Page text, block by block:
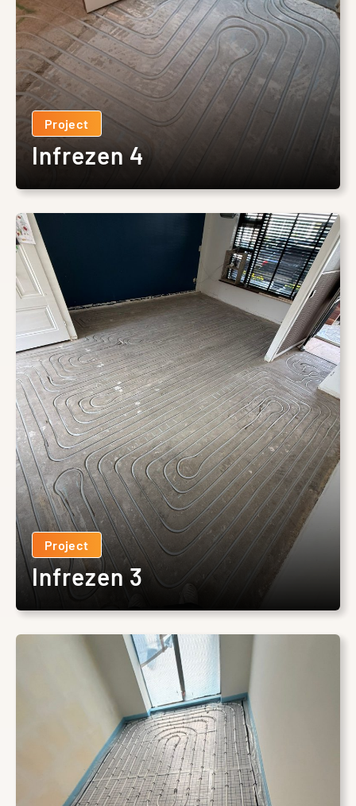
Project
Infrezen 4
Project
Infrezen 3